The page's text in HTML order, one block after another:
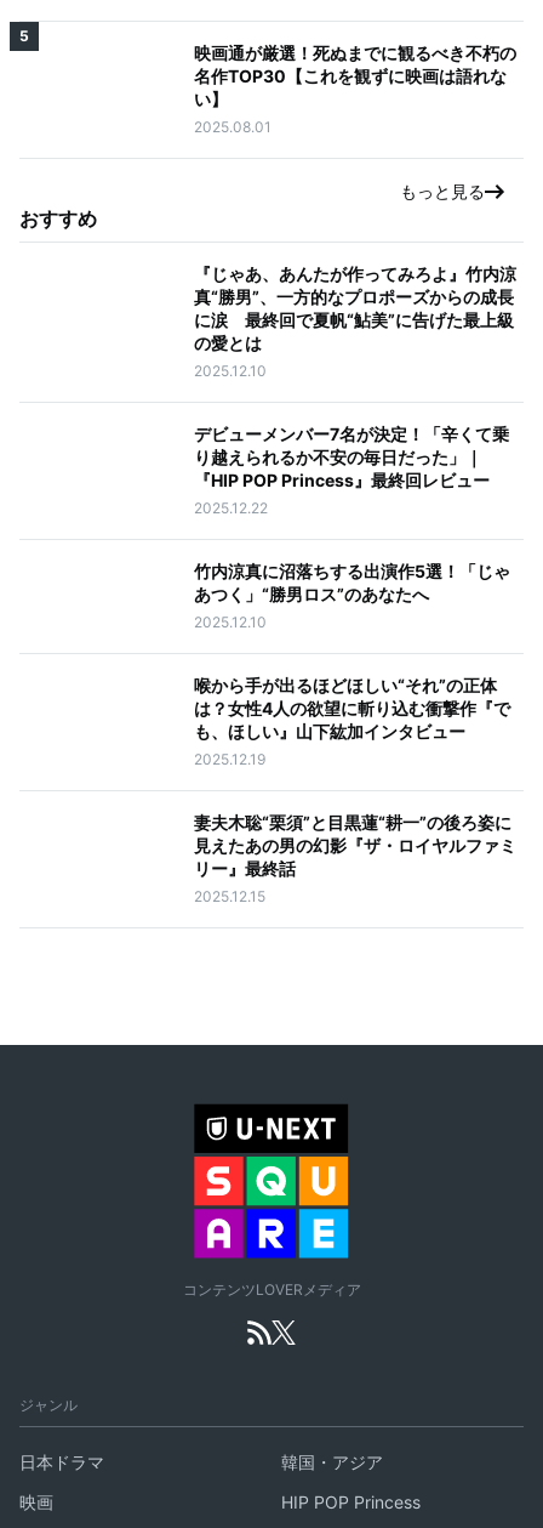
5
映画通が厳選！死ぬまでに観るべき不朽の
名作TOP30【これを観ずに映画は語れな
い】
2025.08.01
もっと見る
おすすめ
『じゃあ、あんたが作ってみろよ』竹内涼
真“勝男”、一方的なプロポーズからの成長
に涙 最終回で夏帆“鮎美”に告げた最上級
の愛とは
2025.12.10
デビューメンバー7名が決定！「辛くて乗
り越えられるか不安の毎日だった」｜
『HIP POP Princess』最終回レビュー
2025.12.22
竹内涼真に沼落ちする出演作5選！「じゃ
あつく」“勝男ロス”のあなたへ
2025.12.10
喉から手が出るほどほしい“それ”の正体
は？女性4人の欲望に斬り込む衝撃作『で
も、ほしい』山下紘加インタビュー
2025.12.19
妻夫木聡“栗須”と目黒蓮“耕一”の後ろ姿に
見えたあの男の幻影『ザ・ロイヤルファミ
リー』最終話
2025.12.15
コンテンツLOVERメディア
ジャンル
日本ドラマ
韓国・アジア
映画
HIP POP Princess